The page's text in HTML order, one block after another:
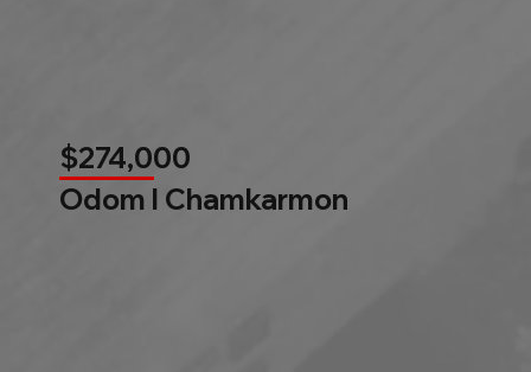
$274,000
Odom l Chamkarmon